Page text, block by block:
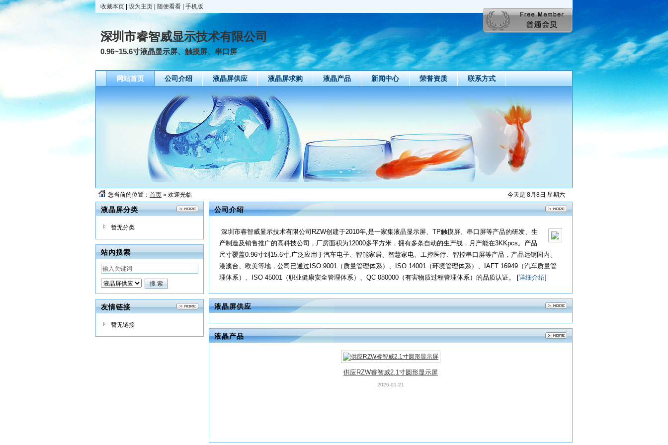
收藏本页 设为主页 随便看看 手机版
深圳市睿智威显示技术有限公司
0.96~15.6寸液晶显示屏、触摸屏、串口屏
网站首页 公司介绍 液晶屏供应 液晶屏求购 液晶产品 新闻中心 荣誉资质 联系方式
今天是 8月8日 星期六
您当前的位置： 首页 » 欢迎光临
液晶屏分类
暂无分类
站内搜索
友情链接
暂无链接
公司介绍
深圳市睿智威显示技术有限公司RZW创建于2010年,是一家集液晶显示屏、TP触摸屏、串口屏等产品的研发、生
产制造及销售推广的高科技公司，厂房面积为12000多平方米，拥有多条自动的生产线，月产能在3KKpcs。产品
尺寸覆盖0.96寸到15.6寸,广泛应用于汽车电子、智能家居、智慧家电、工控医疗、智控串口屏等产品，产品远销国内、
港澳台、欧美等地，公司已通过ISO 9001（质量管理体系）、ISO 14001（环境管理体系）、IAFT 16949（汽车质量管
理体系）、ISO 45001（职业健康安全管理体系）、QC 080000（有害物质过程管理体系）的品质认证。 [详细介绍]
液晶屏供应
液晶产品
供应RZW睿智威2.1寸圆形显示屏
2026-01-21